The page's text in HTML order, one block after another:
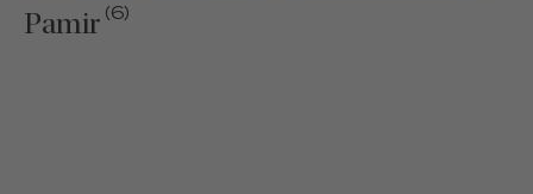
Pamir (6)